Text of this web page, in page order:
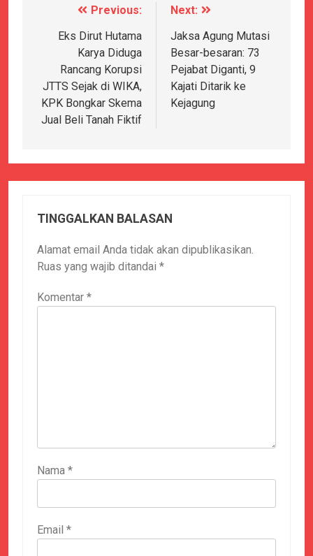
Navigasi
pos
Previous:
Eks Dirut Hutama
Karya Diduga
Rancang Korupsi
JTTS Sejak di WIKA,
KPK Bongkar Skema
Jual Beli Tanah Fiktif
Next:
Jaksa Agung Mutasi
Besar-besaran: 73
Pejabat Diganti, 9
Kajati Ditarik ke
Kejagung
TINGGALKAN BALASAN
Alamat email Anda tidak akan dipublikasikan.
Ruas yang wajib ditandai *
Komentar *
Nama *
Email *